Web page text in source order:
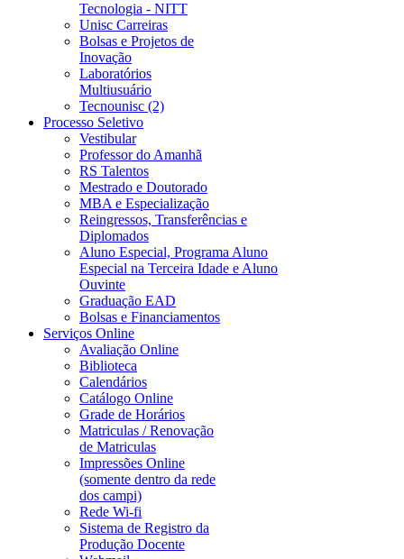
Tecnologia - NITT
Unisc Carreiras
Bolsas e Projetos de
Inovação
Laboratórios
Multiusuário
Tecnounisc (2)
Processo Seletivo
Vestibular
Professor do Amanhã
RS Talentos
Mestrado e Doutorado
MBA e Especialização
Reingressos, Transferências e
Diplomados
Aluno Especial, Programa Aluno
Especial na Terceira Idade e Aluno
Ouvinte
Graduação EAD
Bolsas e Financiamentos
Serviços Online
Avaliação Online
Biblioteca
Calendários
Catálogo Online
Grade de Horários
Matriculas / Renovação
de Matriculas
Impressões Online
(somente dentro da rede
dos campi)
Rede Wi-fi
Sistema de Registro da
Produção Docente